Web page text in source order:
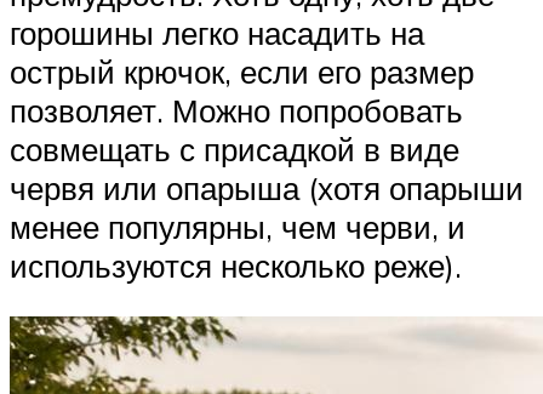
горошины легко насадить на
острый крючок, если его размер
позволяет. Можно попробовать
совмещать с присадкой в виде
червя или опарыша (хотя опарыши
менее популярны, чем черви, и
используются несколько реже).